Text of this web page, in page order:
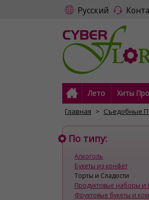
Русский
Лето Хиты
Главная Съедобные
По типу:
Алкоголь
Букеты из конфет
Торты и Cладости
Продуктовые наборы и
Фруктовые букеты и